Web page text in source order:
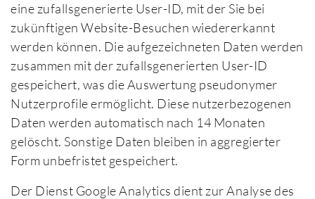
eine zufallsgenerierte User-ID, mit der Sie bei
zukünftigen Website-Besuchen wiedererkannt
werden können. Die aufgezeichneten Daten werden
zusammen mit der zufallsgenerierten User-ID
gespeichert, was die Auswertung pseudonymer
Nutzerprofile ermöglicht. Diese nutzerbezogenen
Daten werden automatisch nach 14 Monaten
gelöscht. Sonstige Daten bleiben in aggregierter
Form unbefristet gespeichert.
Der Dienst Google Analytics dient zur Analyse des